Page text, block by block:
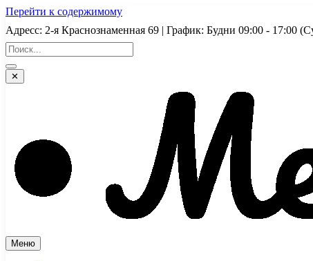
Перейти к содержимому
Адресс: 2-я Краснознаменная 69 | График: Будни 09:00 -
✕
Меню